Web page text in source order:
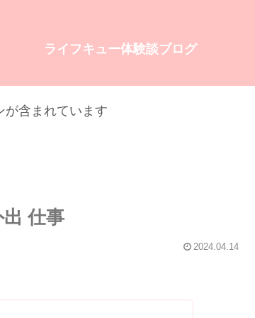
ライフキュー体験談ブログ
が含まれています
仕事
2024.04.14